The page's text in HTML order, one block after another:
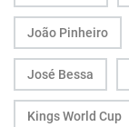
João Pinheiro
José Bessa
Kings World Cup